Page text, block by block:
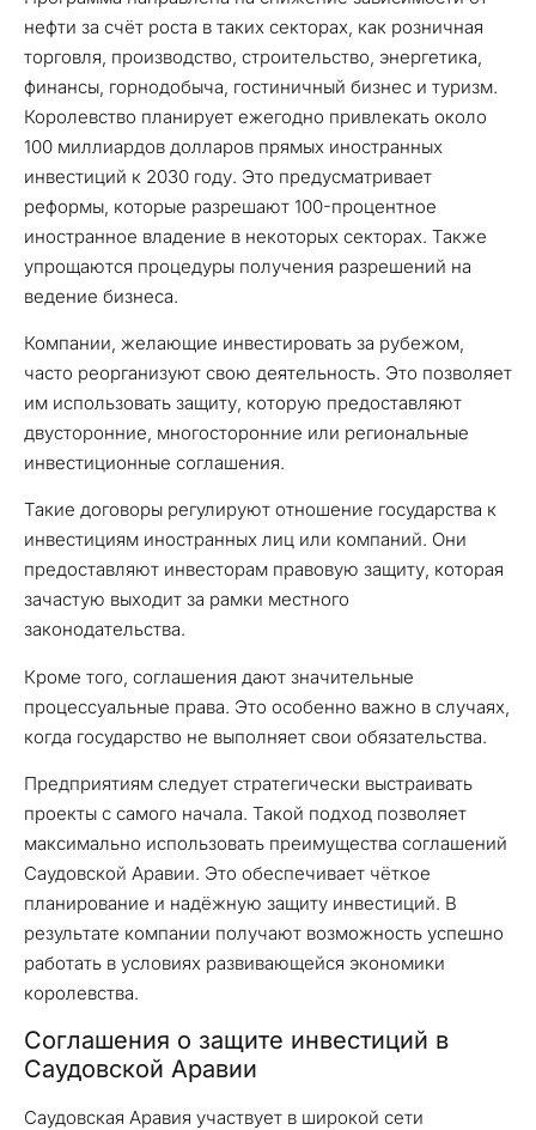
нефти за счёт роста в таких секторах, как розничная
торговля, производство, строительство, энергетика,
финансы, горнодобыча, гостиничный бизнес и туризм.
Королевство планирует ежегодно привлекать около
100 миллиардов долларов прямых иностранных
инвестиций к 2030 году. Это предусматривает
реформы, которые разрешают 100-процентное
иностранное владение в некоторых секторах. Также
упрощаются процедуры получения разрешений на
ведение бизнеса.
Компании, желающие инвестировать за рубежом,
часто реорганизуют свою деятельность. Это позволяет
им использовать защиту, которую предоставляют
двусторонние, многосторонние или региональные
инвестиционные соглашения.
Такие договоры регулируют отношение государства к
инвестициям иностранных лиц или компаний. Они
предоставляют инвесторам правовую защиту, которая
зачастую выходит за рамки местного
законодательства.
Кроме того, соглашения дают значительные
процессуальные права. Это особенно важно в случаях,
когда государство не выполняет свои обязательства.
Предприятиям следует стратегически выстраивать
проекты с самого начала. Такой подход позволяет
максимально использовать преимущества соглашений
Саудовской Аравии. Это обеспечивает чёткое
планирование и надёжную защиту инвестиций. В
результате компании получают возможность успешно
работать в условиях развивающейся экономики
королевства.
Соглашения о защите инвестиций в
Саудовской Аравии
Саудовская Аравия участвует в широкой сети